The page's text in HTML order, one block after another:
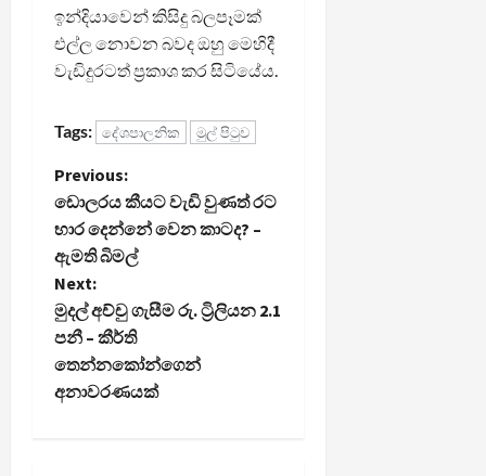
ඉන්දියාවෙන් කිසිදු බලපෑමක්
එල්ල නොවන බවද ඔහු මෙහිදී
වැඩිදුරටත් ප්‍රකාශ කර සිටියේය.
Tags: දේශපාලනික මුල් පිටුව
P
o
s
t
n
a
Previous:
ඩොලරය කීයට වැඩි වුණත් රට
භාර දෙන්නේ වෙන කාටද? –
ඇමති බිමල්
Next:
මුදල් අච්චු ගැසීම රු. ට්‍රිලියන 2.1
පනී – කීර්ති
තෙන්නකෝන්ගෙන්
අනාවරණයක්